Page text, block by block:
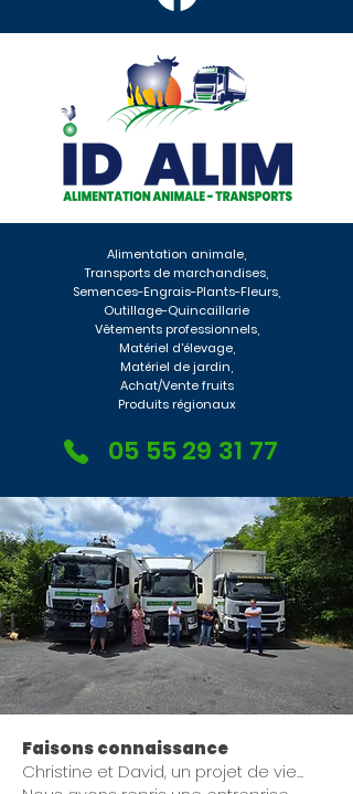
Alimentation animale,
Transports de marchandises,
Semences-Engrais-Plants-Fleurs,
Outillage-Quincaillarie
Vêtements professionnels,
Matériel d'élevage,
Matériel de jardin,
Achat/Vente fruits
Produits régionaux
05 55 29 31 77
Faisons connaissance
Christine et David, un projet de vie...